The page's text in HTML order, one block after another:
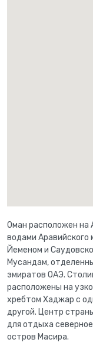
Оман расположен на
водами Аравийского
Йеменом и
Мусандам,
эмиратов ОАЭ.
расположены на
хребтом Хаджар с
другой. Центр
для отдыха
остров Масира.